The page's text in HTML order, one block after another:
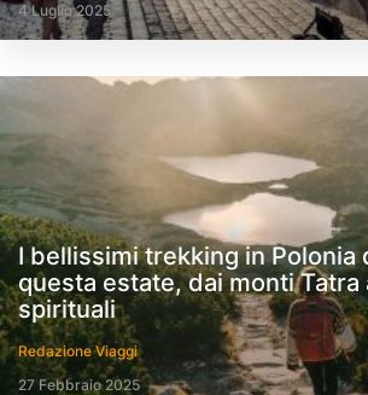
4 Luglio 2025
I bellissimi trekking in Polonia
questa estate, dai monti Tatra
spirituali
Redazione Viaggi
27 Febbraio 2025